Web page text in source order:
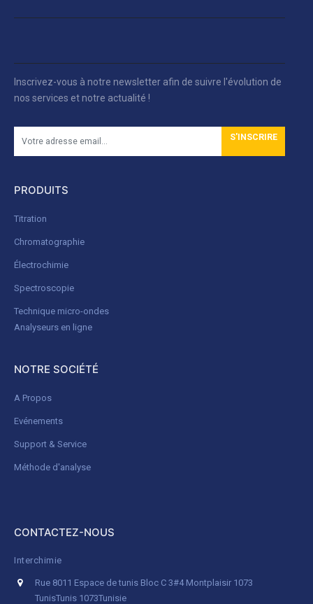
Inscrivez-vous à notre newsletter afin de suivre l'évolution de
nos services et notre actualité !
S'INSCRIRE
PRODUITS
Titration
Chromatographie
Électrochimie
Spectroscopie
Technique micro-ondes
Analyseurs en ligne
NOTRE SOCIÉTÉ
A Propos
Evénements
Support & Service
Méthode d'analyse
CONTACTEZ-NOUS
Interchimie
Rue 8011 Espace de tunis Bloc C 3#4 Montplaisir 1073
TunisTunis 1073Tunisie